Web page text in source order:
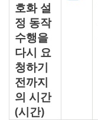
호화 설
정 동작
수행을
다시 요
청하기
전까지
의 시간
(시간)